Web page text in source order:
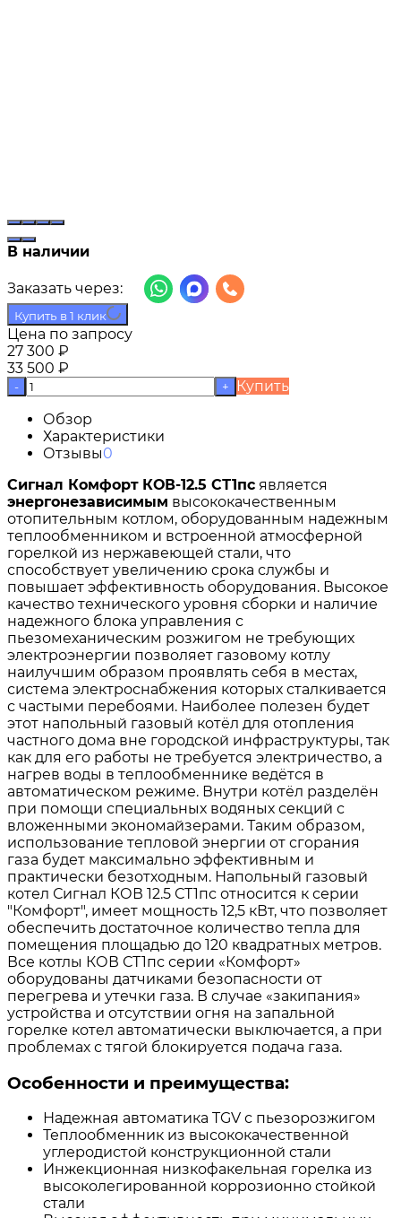
В наличии
Заказать через:
Купить в 1 клик
Цена по запросу
27 300 ₽
33 500 ₽
- +
Купить
Обзор
Характеристики
Отзывы0
Сигнал Комфорт КОВ-12.5 СТ1пс является
энергонезависимым высококачественным
отопительным котлом, оборудованным надежным
теплообменником и встроенной атмосферной
горелкой из нержавеющей стали, что
способствует увеличению срока службы и
повышает эффективность оборудования. Высокое
качество технического уровня сборки и наличие
надежного блока управления с
пьезомеханическим розжигом не требующих
электроэнергии позволяет газовому котлу
наилучшим образом проявлять себя в местах,
система электроснабжения которых сталкивается
с частыми перебоями. Наиболее полезен будет
этот напольный газовый котёл для отопления
частного дома вне городской инфраструктуры, так
как для его работы не требуется электричество, а
нагрев воды в теплообменнике ведётся в
автоматическом режиме. Внутри котёл разделён
при помощи специальных водяных секций с
вложенными экономайзерами. Таким образом,
использование тепловой энергии от сгорания
газа будет максимально эффективным и
практически безотходным. Напольный газовый
котел Сигнал КОВ 12.5 СТ1пс относится к серии
"Комфорт", имеет мощность 12,5 кВт, что позволяет
обеспечить достаточное количество тепла для
помещения площадью до 120 квадратных метров.
Все котлы КОВ СТ1пс серии «Комфорт»
оборудованы датчиками безопасности от
перегрева и утечки газа. В случае «закипания»
устройства и отсутствии огня на запальной
горелке котел автоматически выключается, а при
проблемах с тягой блокируется подача газа.
Особенности и преимущества:
Надежная автоматика TGV с пьезорозжигом
Теплообменник из высококачественной
углеродистой конструкционной стали
Инжекционная низкофакельная горелка из
высоколегированной коррозионно стойкой
стали